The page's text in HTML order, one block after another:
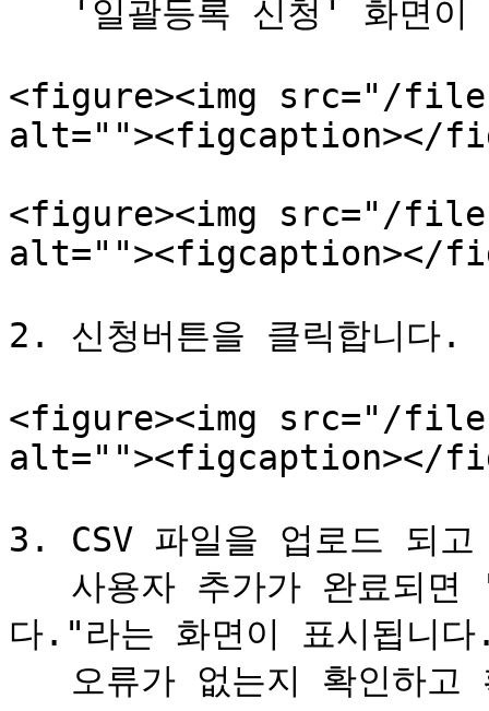
<figure><img src="/
alt=""><figcaption></
<figure><img src="/files/
alt=""><figcaption></
2. 신청버튼을 클릭합니다.
<figure><img src="/
alt=""><figcaption></
3. CSV 파일을 업로드 되
다."라는 화면이 표시됩니